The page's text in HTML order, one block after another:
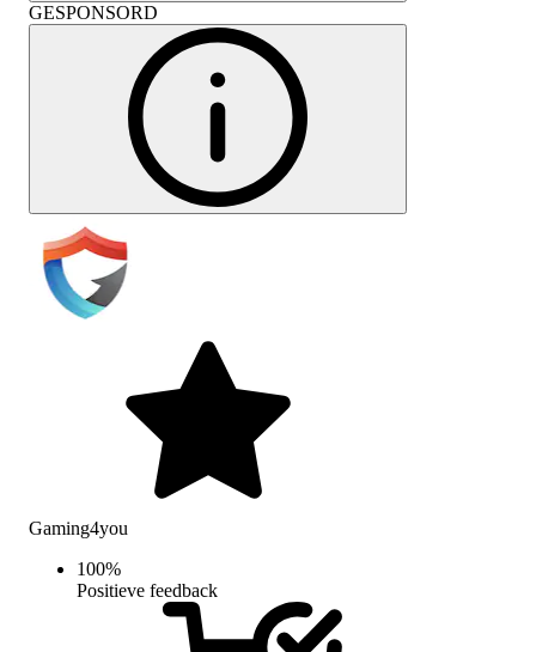
GESPONSORD
Gaming4you
100%
Positieve feedback